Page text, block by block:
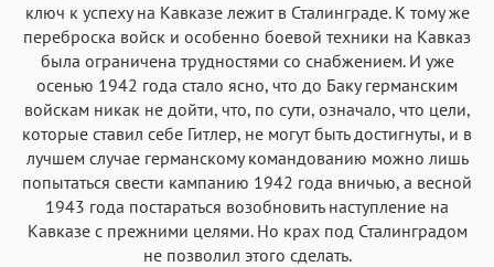
ключ к успеху на Кавказе лежит в Сталинграде. К тому же
переброска войск и особенно боевой техники на Кавказ
была ограничена трудностями со снабжением. И уже
осенью 1942 года стало ясно, что до Баку германским
войскам никак не дойти, что, по сути, означало, что цели,
которые ставил себе Гитлер, не могут быть достигнуты, и в
лучшем случае германскому командованию можно лишь
попытаться свести кампанию 1942 года вничью, а весной
1943 года постараться возобновить наступление на
Кавказе с прежними целями. Но крах под Сталинградом
не позволил этого сделать.